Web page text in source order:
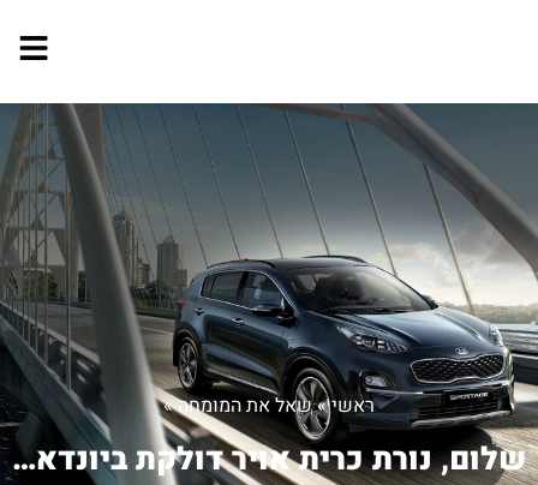
ראשי»שאל את המומחה»
שלום, נורת כרית אויר דולקת ביונדאי i...